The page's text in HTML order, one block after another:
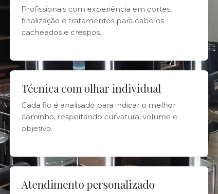
Profissionais com experiência em cortes,
finalização e tratamentos para cabelos
cacheados e crespos.
Técnica com olhar individual
Cada fio é analisado para indicar o melhor
caminho, respeitando curvatura, volume e
objetivo.
Atendimento personalizado